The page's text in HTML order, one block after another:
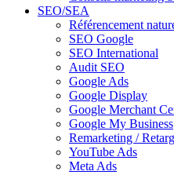
SEO/SEA
Référencement
SEO Google
SEO International
Audit SEO
Google Ads
Google Display
Google Merchant
Google My Business
Remarketing /
YouTube Ads
Meta Ads